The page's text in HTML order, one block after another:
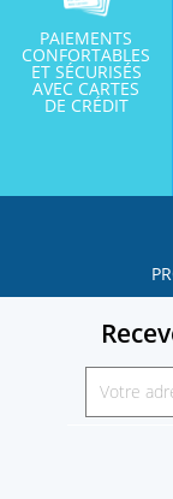
PAIEMENTS
CONFORTABLES
ET SÉCURISÉS
AVEC CARTES
DE CRÉDIT